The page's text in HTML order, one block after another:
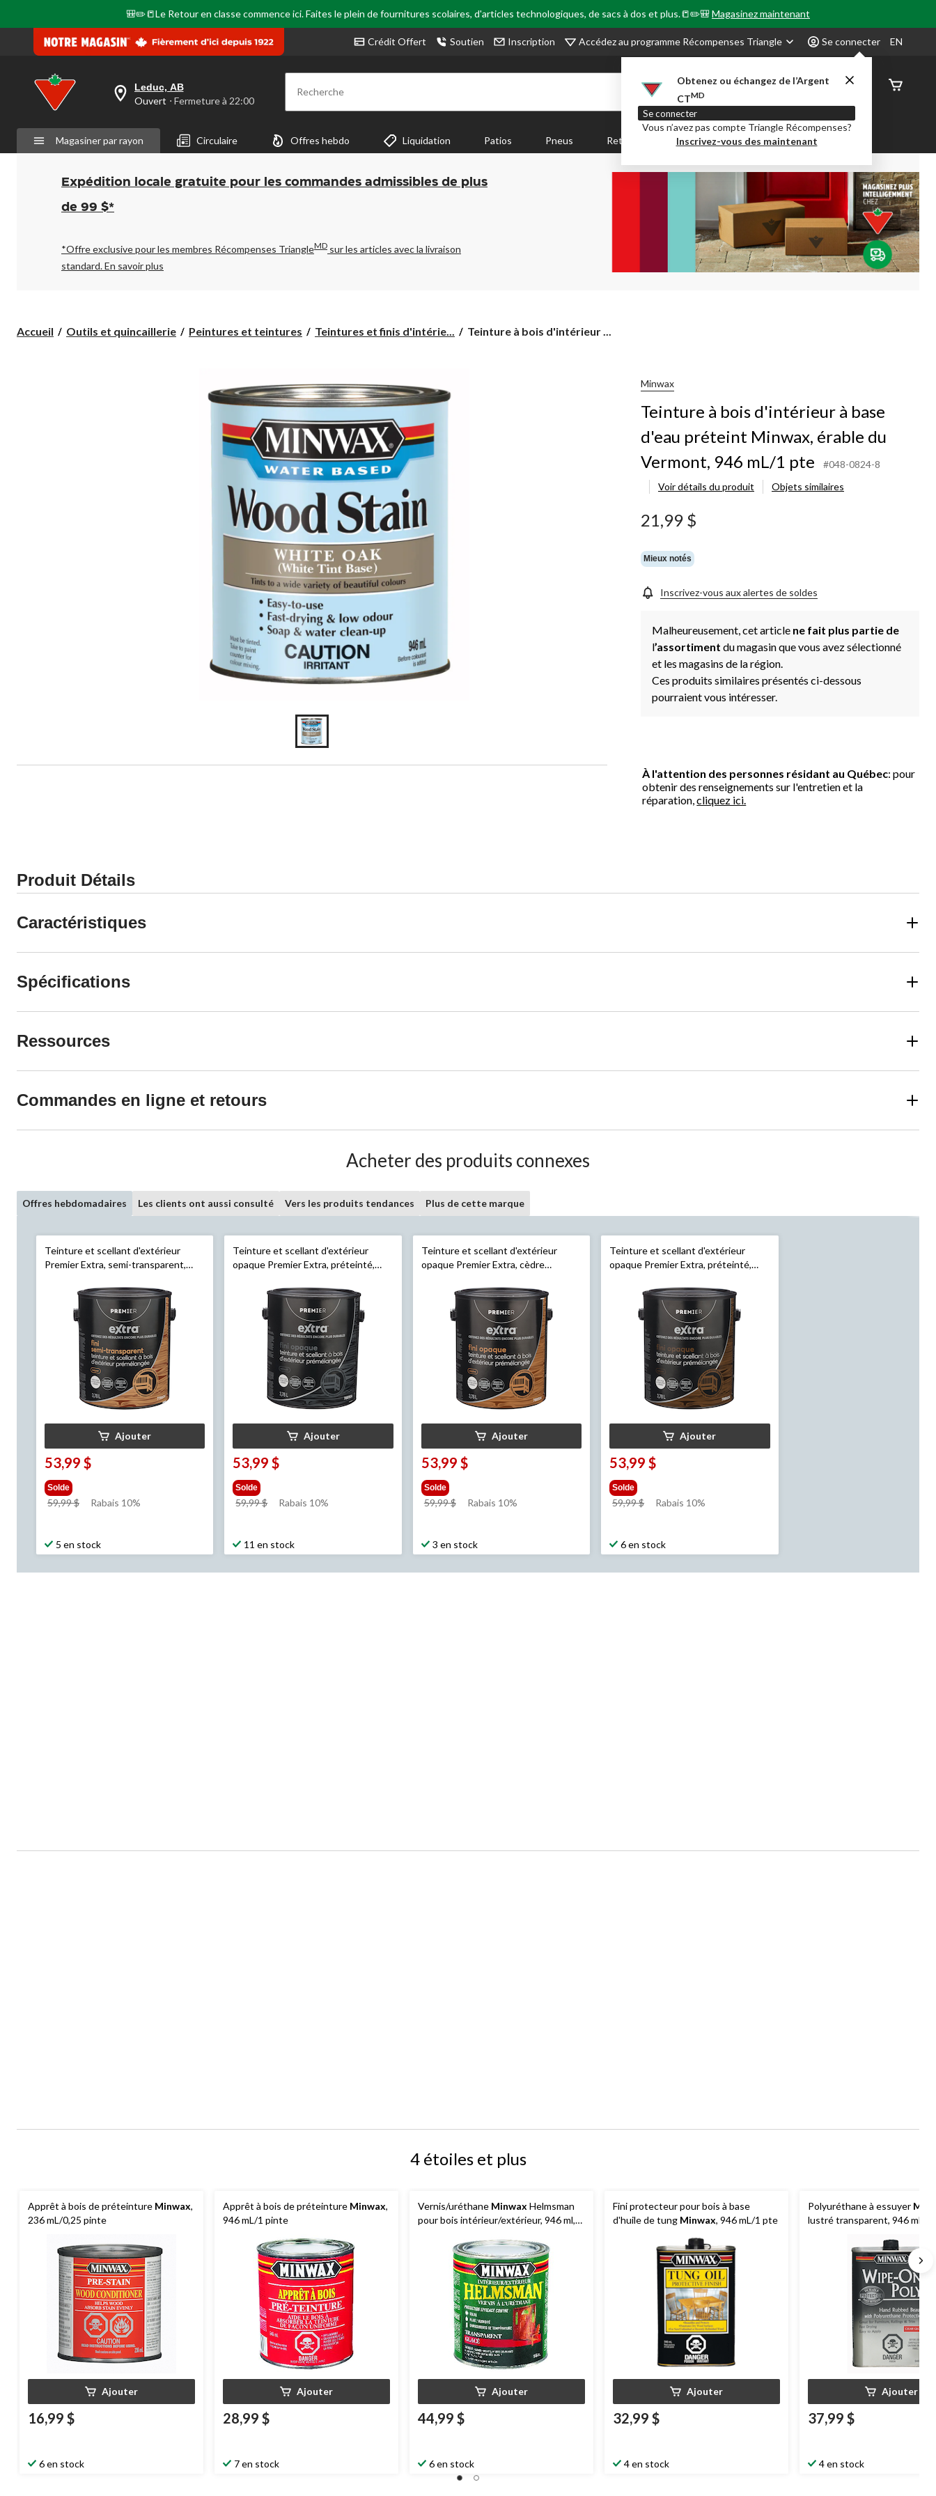
🎒✏️📒Le Retour en classe commence ici. Faites le plein de fournitures scolaires, d'articles technologiques, de sacs à dos et plus.📒✏️🎒Magasinez maintenant
Crédit Offert Soutien Inscription Accédez au programme Récompenses Triangle Se connecter
Obtenez ou échangez de l’Argent
CTMD
Se connecter
Vous n’avez pas compte Triangle Récompenses?
Inscrivez-vous des maintenant
EN
votre
est
Leduc,
AB,
Ouvert,
Fermeture
à
pour
changer
Leduc, AB
Ouvert ⋅ Fermeture à 22:00 Recherche
État de
Magasiner par rayon Circulaire Offres hebdo Liquidation Patios Pneus Retour en Classe Party City Centre-auto
Expédition locale gratuite pour les commandes admissibles de plus
de 99 $*
*Offre exclusive pour les membres Récompenses TriangleMD sur les articles avec la livraison
standard.En savoir plus
Accueil Outils et quincaillerie Peintures et teintures Teintures et finis d'intérie...
Teinture
Teinture à bois d'intérieur ...
Minwax
Teinture à bois d'intérieur à base
d'eau préteint Minwax, érable du
Vermont, 946 mL/1 pte
#048-0824-8
Voir détails du produit
Objets similaires
21,99 $
Mieux notés
Inscrivez-vous aux alertes de soldes
Malheureusement, cet article ne fait plus partie de
l’assortiment du magasin que vous avez sélectionné
et les magasins de la région.
Ces produits similaires présentés ci-dessous
pourraient vous intéresser.
À l'attention des personnes résidant au Québec: pour
obtenir des renseignements sur l'entretien et la
réparation,cliquez ici.
Produit Détails
Caractéristiques
Spécifications
Ressources
Commandes en ligne et retours
Acheter des produits connexes
Offres hebdomadaires Les clients ont aussi consulté Vers les produits tendances Plus de cette marque
Teinture et scellant d'extérieur
Premier Extra, semi-transparent,
Ajouter
53,99 $
Solde
59,99 $
prixRabais 10%
5 en stock
Teinture et scellant d'extérieur
opaque Premier Extra, préteinté,
Ajouter
53,99 $
Solde
59,99 $
prix
Rabais 10%
11 en stock
Teinture et scellant d'extérieur
opaque Premier Extra, cèdre
Ajouter
53,99 $
Solde
59,99 $
prixRabais 10%
3 en stock
Teinture et scellant d'extérieur
opaque Premier Extra, préteinté,
Ajouter
53,99 $
Solde
59,99 $
prixRabais 10%
6 en stock
4 étoiles et plus
Apprêt à bois de préteinture Minwax,
236 mL/0,25 pinte
Ajouter
16,99 $
6 en stock
Apprêt à bois de préteinture Minwax,
946 mL/1 pinte
Ajouter
28,99 $
7 en stock
Vernis/uréthane Minwax Helmsman
pour bois intérieur/extérieur, 946 ml,
Ajouter
44,99 $
6 en stock
Fini protecteur pour bois à base
d'huile de tung Minwax, 946 mL/1 pte
Ajouter
32,99 $
4 en stock
Polyuréthane à essuyer
lustré transparent, 946 mL/1
Ajouter
37,99 $
4 en stock